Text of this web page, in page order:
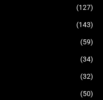
(127)
(143)
(59)
(34)
(32)
(50)